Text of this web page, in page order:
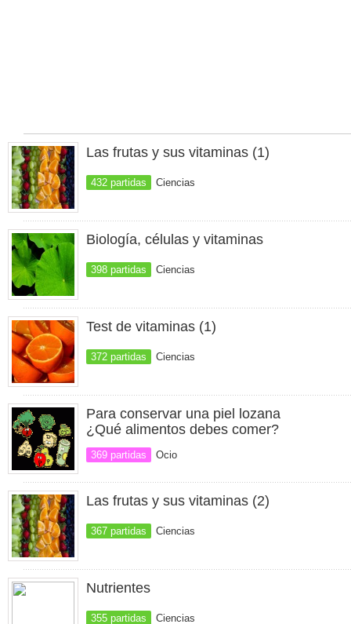
Las frutas y sus vitaminas (1)
432 partidas Ciencias
Biología, células y vitaminas
398 partidas Ciencias
Test de vitaminas (1)
372 partidas Ciencias
Para conservar una piel lozana
¿Qué alimentos debes comer?
369 partidas Ocio
Las frutas y sus vitaminas (2)
367 partidas Ciencias
Nutrientes
355 partidas Ciencias